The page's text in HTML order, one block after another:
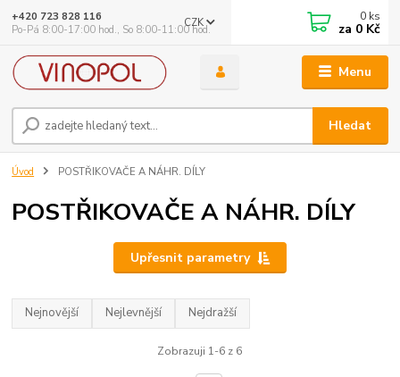
Menu
CZK
Hledat
+420 723 828 116
Po-Pá 8:00-17:00 hod., So 8:00-11:00 hod.
0 ks
za 0 Kč
Úvod POSTŘIKOVAČE A NÁHR. DÍLY
POSTŘIKOVAČE A NÁHR. DÍLY
Upřesnit parametry
Nejnovější Nejlevnější Nejdražší
Zobrazuji 1-6 z 6